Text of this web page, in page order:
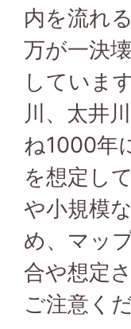
内を流れ
万が一決
していま
川、太井
ね1000年
を想定し
や小規模
め、マッ
合や想定
ご注意く